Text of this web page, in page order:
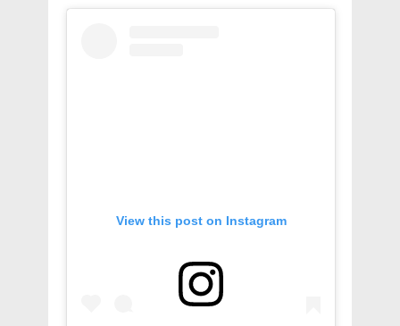
View this post on Instagram